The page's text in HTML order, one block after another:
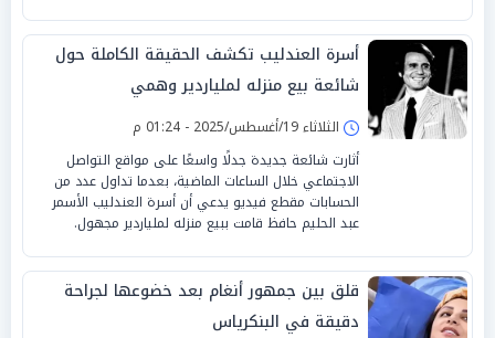
أسرة العندليب تكشف الحقيقة الكاملة حول
شائعة بيع منزله لملياردير وهمي
الثلاثاء 19/أغسطس/2025 - 01:24 م
أثارت شائعة جديدة جدلًا واسعًا على مواقع التواصل
الاجتماعي خلال الساعات الماضية، بعدما تداول عدد من
الحسابات مقطع فيديو يدعي أن أسرة العندليب الأسمر
عبد الحليم حافظ قامت ببيع منزله لملياردير مجهول.
قلق بين جمهور أنغام بعد خضوعها لجراحة
دقيقة في البنكرياس